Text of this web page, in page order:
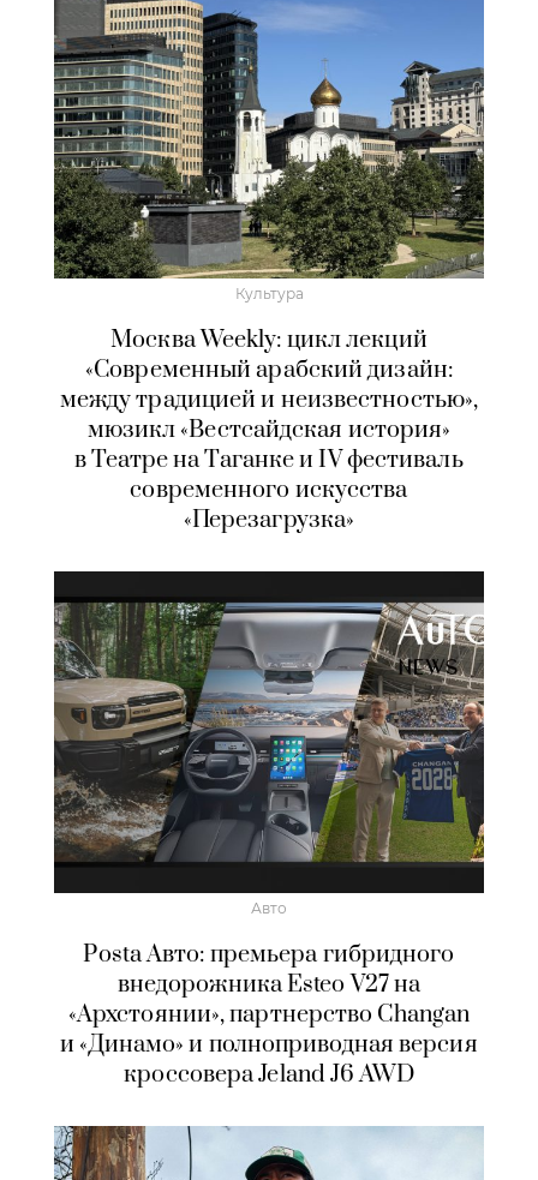
Культура
Москва Weekly: цикл лекций
«Современный арабский дизайн:
между традицией и неизвестностью»,
мюзикл «Вестсайдская история»
в Театре на Таганке и IV фестиваль
современного искусства
«Перезагрузка»
Авто
Posta Авто: премьера гибридного
внедорожника Esteo V27 на
«Архстоянии», партнерство Changan
и «Динамо» и полноприводная версия
кроссовера Jeland J6 AWD